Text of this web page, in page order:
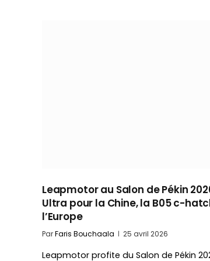
Leapmotor au Salon de Pékin
Ultra pour la Chine, la B05 c-
l’Europe
ParFaris Bouchaala 25 avril 2026
Leapmotor profite du Salon de Pékin